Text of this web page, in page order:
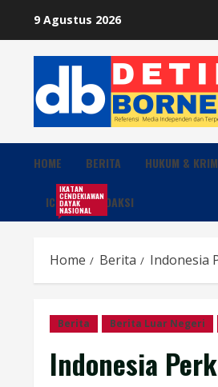
content
9 Agustus 2026
HOME BERITA HUKUM &
ICDN
IKATAN
CENDEKIAWAN
DAYAK
NASIONALREDAKSI
Home Berita Indonesia
Berita Berita Luar Negeri
Indonesia